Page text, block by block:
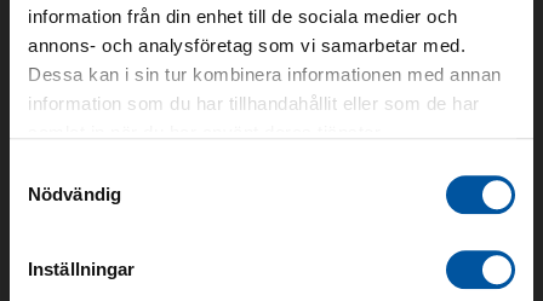
information från din enhet till de sociala medier och
annons- och analysföretag som vi samarbetar med.
Dessa kan i sin tur kombinera informationen med annan
information som du har tillhandahållit eller som de har
Nödvändig
Inställningar
Om oss